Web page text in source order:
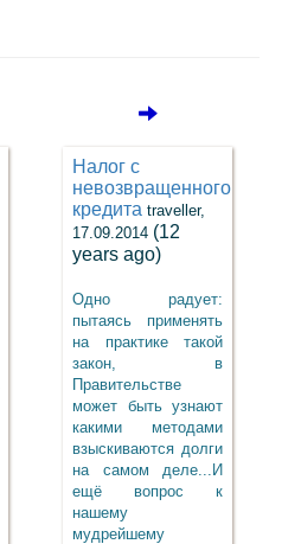
Налог с
невозвращенного
кредита traveller,
17.09.2014 (12
years ago)
Одно радует:
пытаясь применять
на практике такой
закон, в
Правительстве
может быть узнают
какими методами
взыскиваются долги
на самом деле...И
ещё вопрос к
нашему
мудрейшему